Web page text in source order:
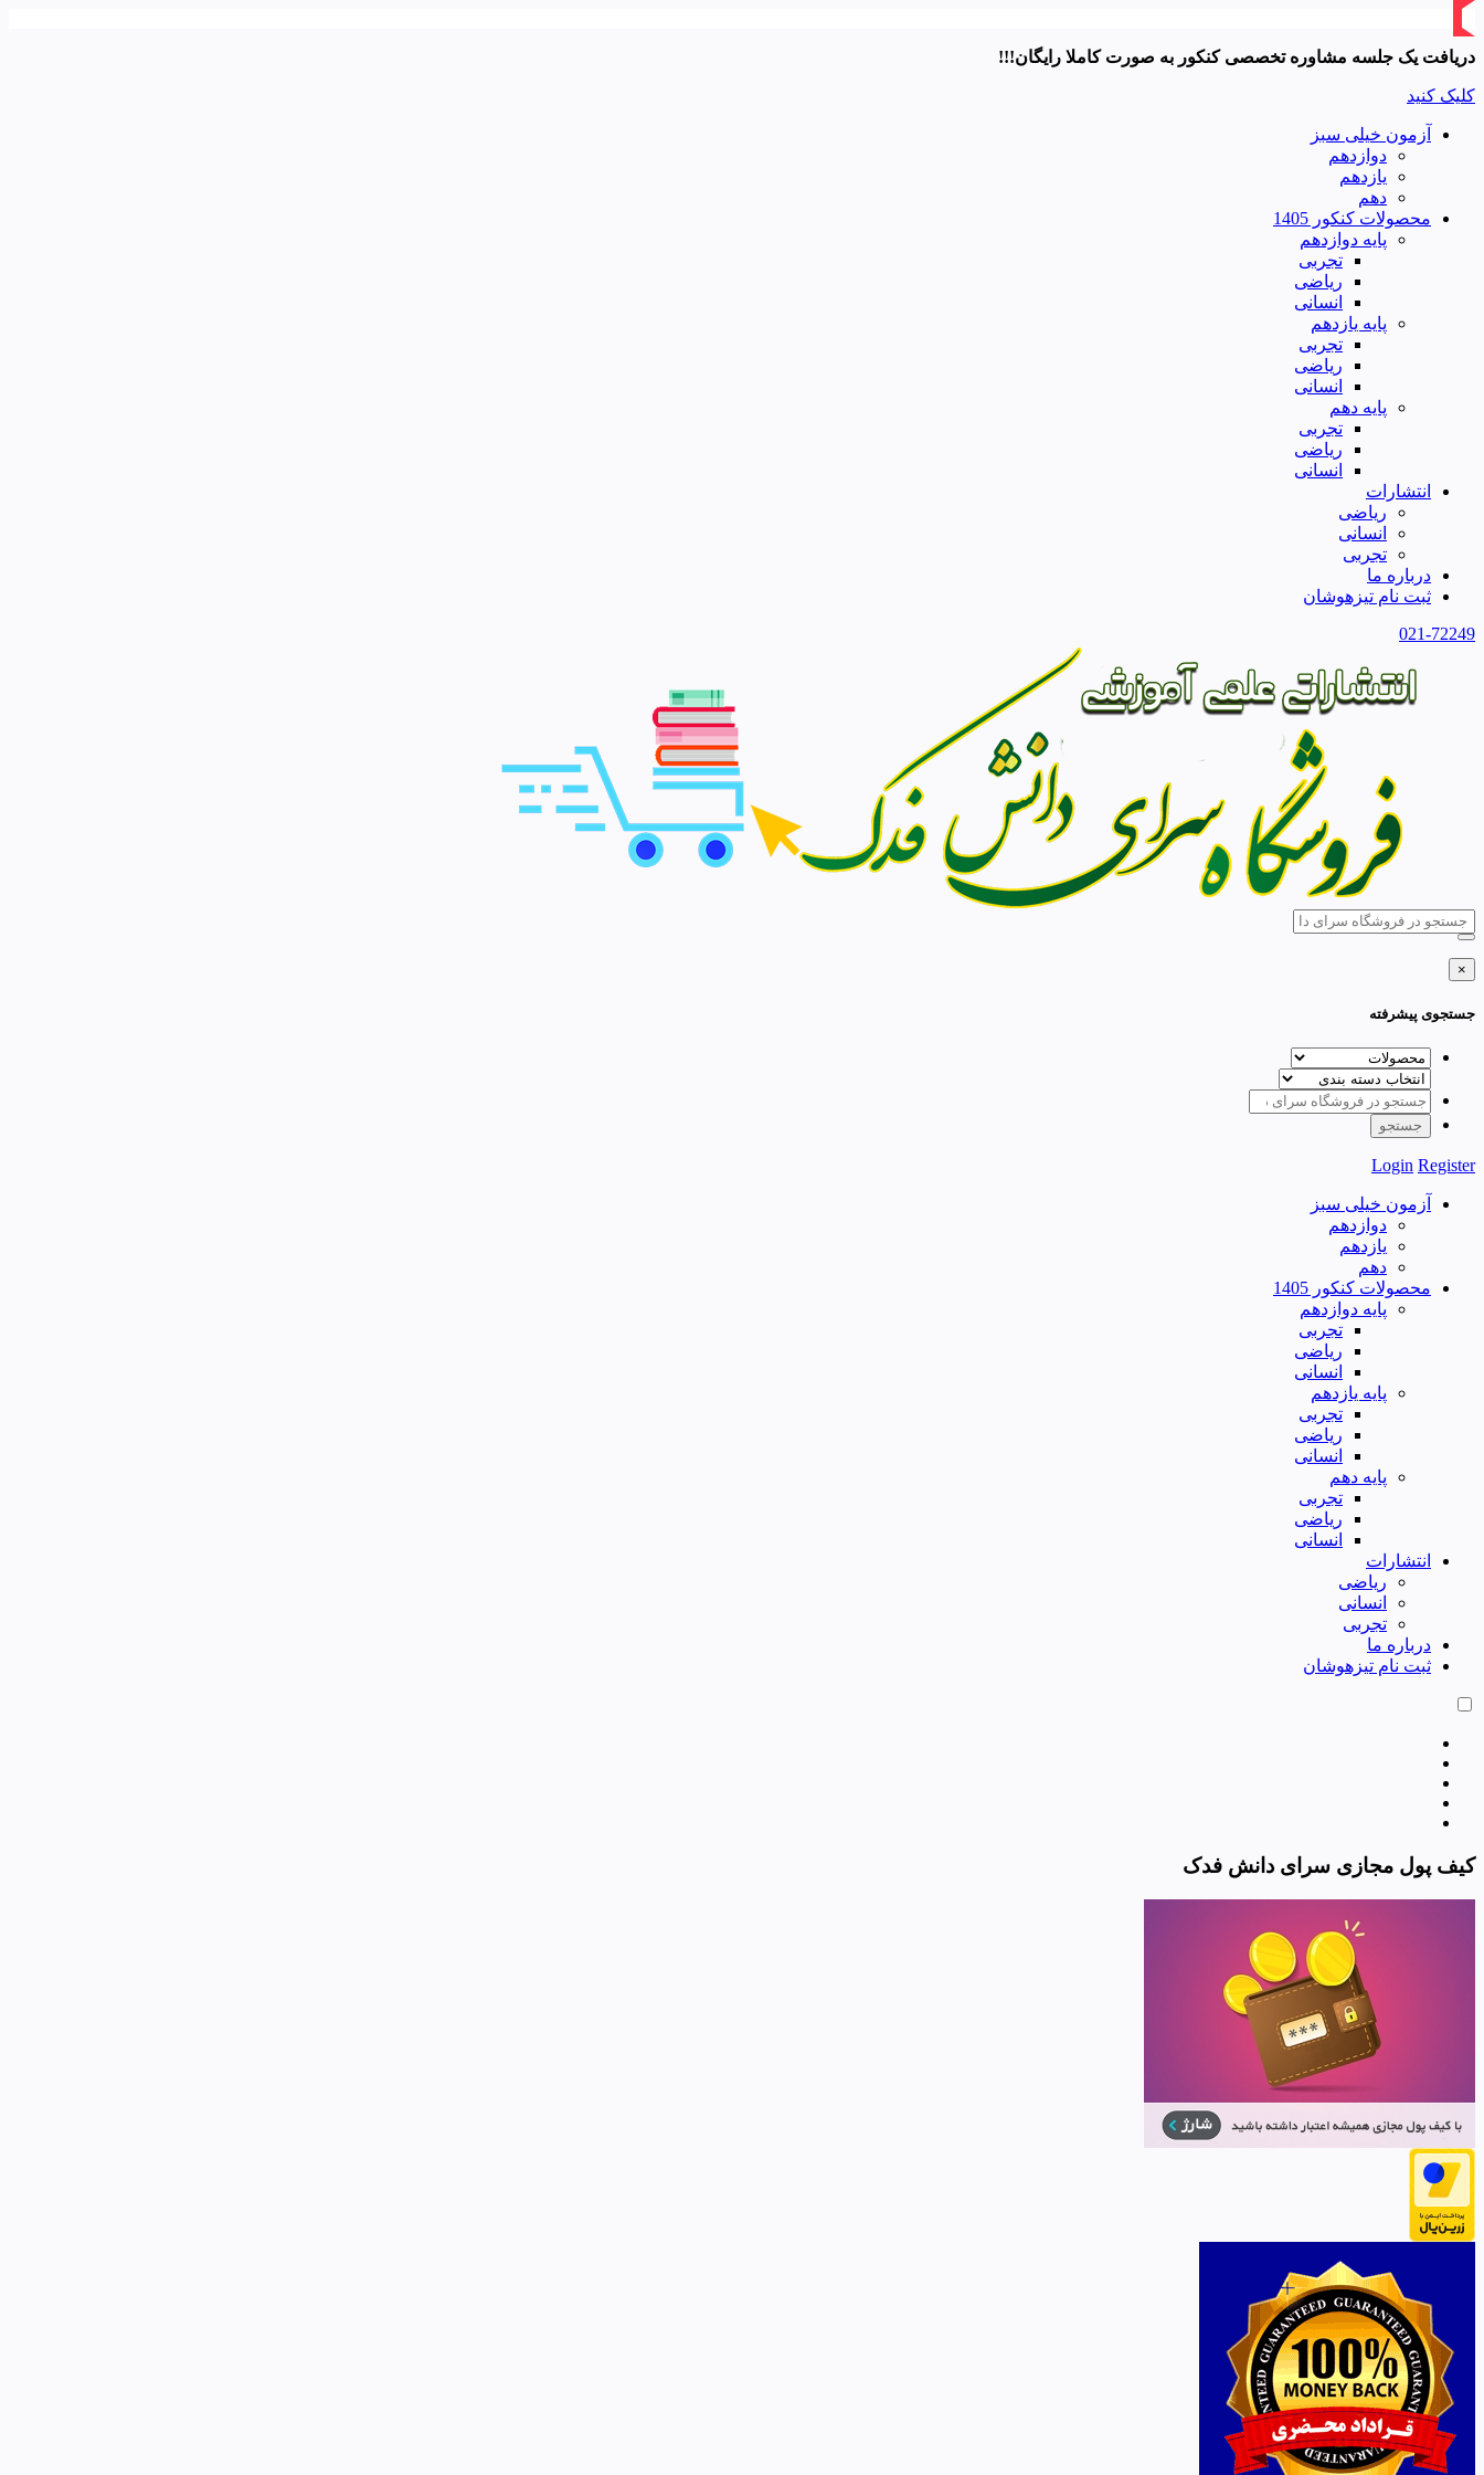
دریافت یک جلسه مشاوره تخصصی کنکور به صورت کاملا رایگان!!!
کلیک کنید
آزمون خیلی سبز
دوازدهم
یازدهم
دهم
محصولات کنکور 1405
پایه دوازدهم
تجربی
ریاضی
انسانی
پایه یازدهم
تجربی
ریاضی
انسانی
پایه دهم
تجربی
ریاضی
انسانی
انتشارات
ریاضی
انسانی
تجربی
درباره ما
ثبت نام تیزهوشان
021-72249
×
جستجوی پیشرفته
Login Register
آزمون خیلی سبز
دوازدهم
یازدهم
دهم
محصولات کنکور 1405
پایه دوازدهم
تجربی
ریاضی
انسانی
پایه یازدهم
تجربی
ریاضی
انسانی
پایه دهم
تجربی
ریاضی
انسانی
انتشارات
ریاضی
انسانی
تجربی
درباره ما
ثبت نام تیزهوشان
کیف پول مجازی سرای دانش فدک